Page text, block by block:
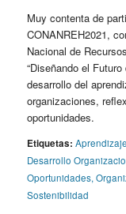
Muy contenta de
CONANREH2021,
Nacional de
“Diseñando el
desarrollo del
organizaciones,
oportunidades.
Etiquetas: Aprendizaje
Desarrollo
Oportunidades,
Sostenibilidad